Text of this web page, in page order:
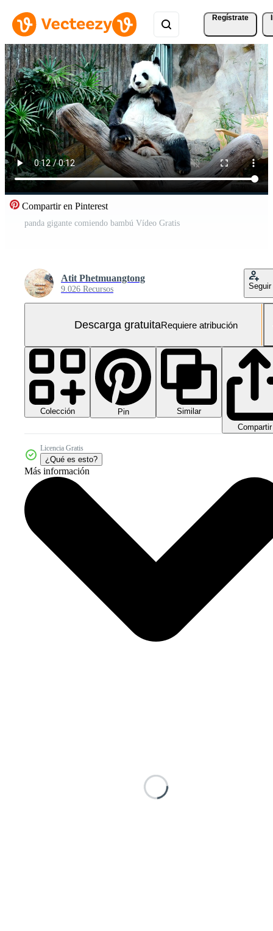
Regístrate
Compartir en Pinterest
panda gigante comiendo bambú Vídeo Gratis
Atit Phetmuangtong
9.026 Recursos Seguir
Descarga gratuitaRequiere atribución
Colección Pin
Similar
Compartir
Licencia Gratis
¿Qué es esto?
Más información